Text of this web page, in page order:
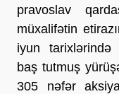
pravoslav
müxalifətin
iyun tarixlərində
baş tutmuş
305 nəfər